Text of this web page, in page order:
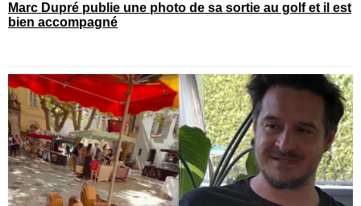
Marc Dupré publie une photo de sa sortie au golf et il est
bien accompagné